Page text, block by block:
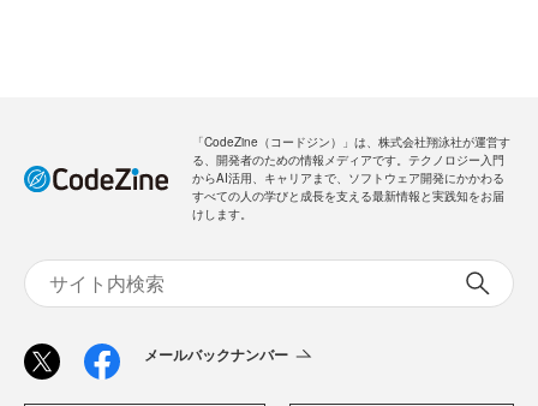
「CodeZine（コードジン）」は、株式会社翔泳社が運営す
る、開発者のための情報メディアです。テクノロジー入門
からAI活用、キャリアまで、ソフトウェア開発にかかわる
すべての人の学びと成長を支える最新情報と実践知をお届
けします。
メールバックナンバー